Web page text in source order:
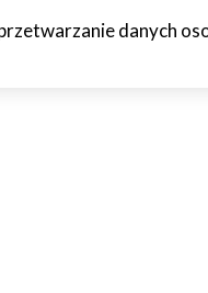
JAZDA PRÓBNA
danych